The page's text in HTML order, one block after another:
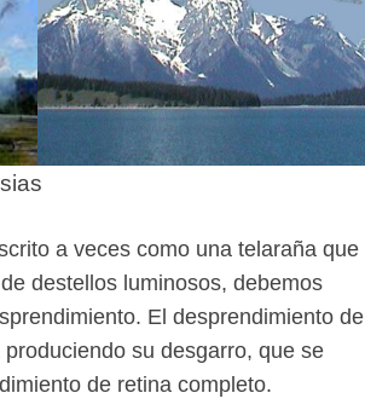
a veces como una telaraña que
destellos luminosos, debemos
El desprendimiento de
su desgarro, que se
de retina completo.